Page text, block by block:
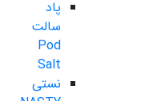
پاد
سالت
Pod
Salt
نستی